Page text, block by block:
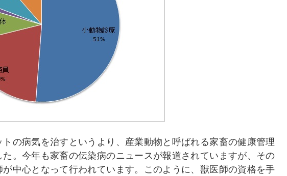
の病気を治すというより、産業動物と呼ばれる家畜の健康管理
。今年も家畜の伝染病のニュースが報道されていますが、その
中心となって行われています。このように、獣医師の資格を手